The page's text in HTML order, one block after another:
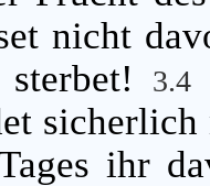
nicht
3.4
ihr